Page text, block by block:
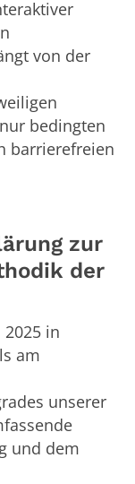
von der
bedingten
barrierefreien
zur
der
2025 in
am
unserer
und dem